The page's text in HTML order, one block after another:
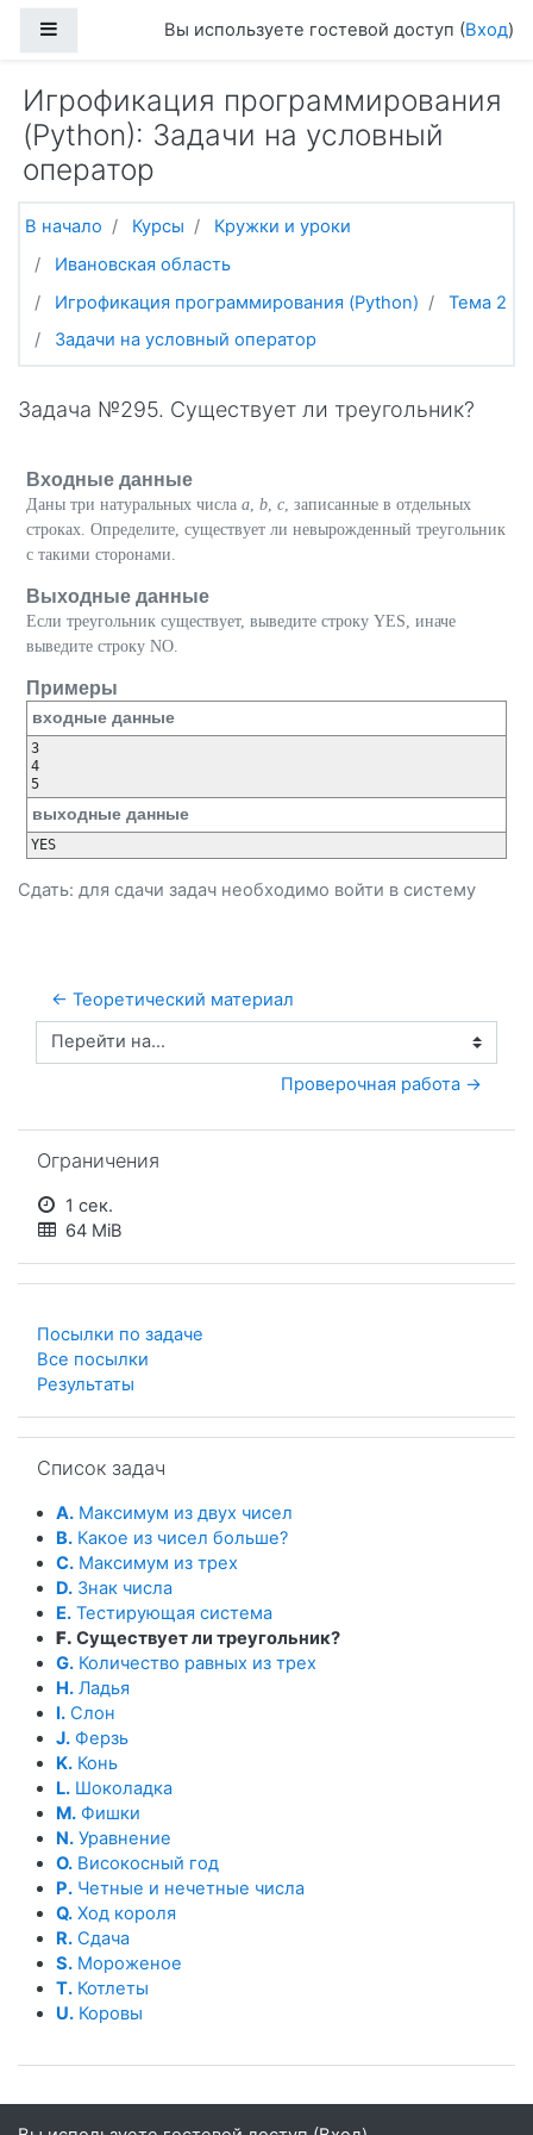
Боковая панельВы используете гостевой доступ (Вход)
Игрофикация программирования
(Python): Задачи на условный
оператор
В начало Курсы
Кружки и уроки
Ивановская область
Игрофикация программирования (Python)
Тема 2
Задачи на условный оператор
Задача №295. Существует ли треугольник?
Входные данные
Даны три натуральных числа a b c , записанные в отдельных
строках. Определите, существует ли невырожденный треугольник
с такими сторонами.
Выходные данные
Если треугольник существует, выведите строку YES, иначе
выведите строку NO.
Примеры
входные данные
3
4
выходные данные
YES
Сдать: для сдачи задач необходимо войти в систему
← Теоретический материал
Перейти на...
Проверочная работа →
Ограничения
1 сек.
64 MiB
Посылки по задаче
Все посылки
Результаты
Список задач
A. Максимум из двух чисел
B. Какое из чисел больше?
C. Максимум из трех
D. Знак числа
E. Тестирующая система
F. Существует ли треугольник?
G. Количество равных из трех
H. Ладья
I. Слон
J. Ферзь
K. Конь
L. Шоколадка
M. Фишки
N. Уравнение
O. Високосный год
P. Четные и нечетные числа
Q. Ход короля
R. Сдача
S. Мороженое
T. Котлеты
U. Коровы